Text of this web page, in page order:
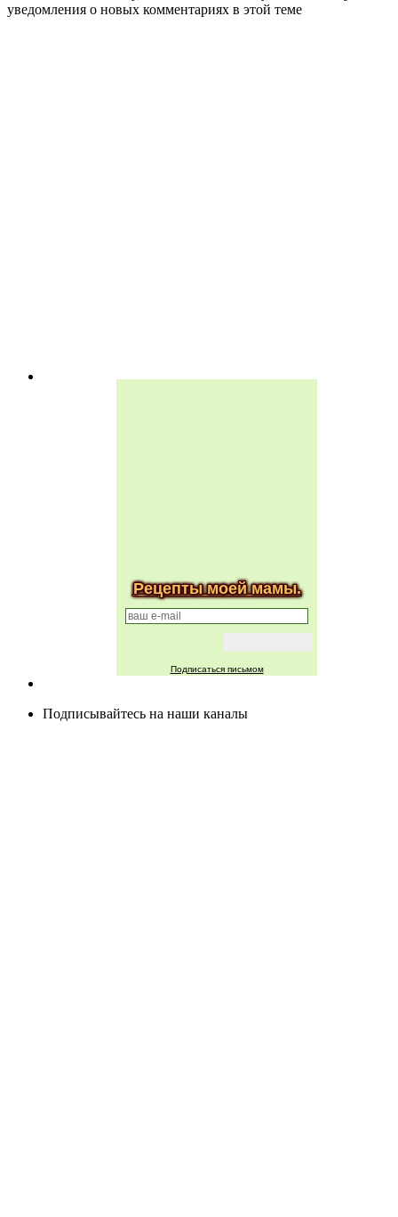
уведомления о новых комментариях в этой теме
Рецепты моей мамы.
Подписаться письмом
Подписывайтесь на наши каналы